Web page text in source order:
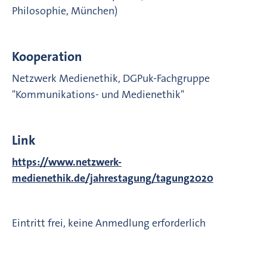
Philosophie, München)
Kooperation
Netzwerk Medienethik, DGPuk-Fachgruppe
"Kommunikations- und Medienethik"
Link
https://www.netzwerk-
medienethik.de/jahrestagung/tagung2020
Eintritt frei, keine Anmedlung erforderlich